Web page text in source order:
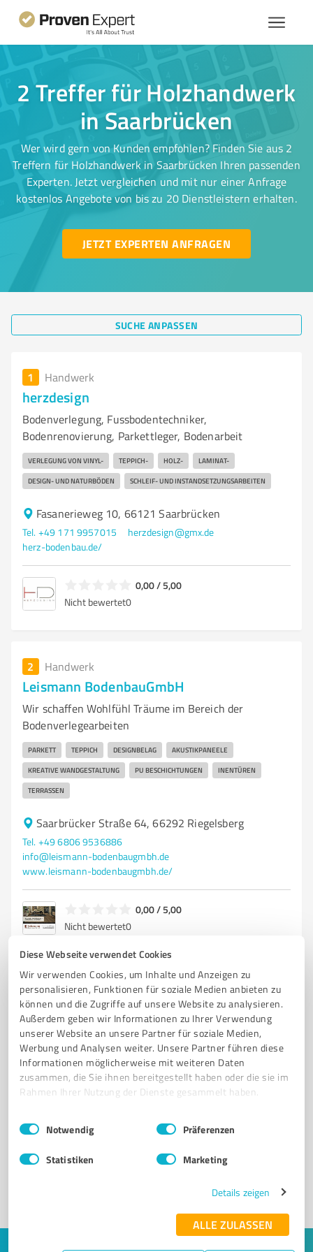
Diese Webseite verwendet Cookies
Wir verwenden Cookies, um Inhalte und Anzeigen zu
personalisieren, Funktionen für soziale Medien anbieten zu
können und die Zugriffe auf unsere Website zu analysieren.
Außerdem geben wir Informationen zu Ihrer Verwendung
unserer Website an unsere Partner für soziale Medien,
Werbung und Analysen weiter. Unsere Partner führen diese
Informationen möglicherweise mit weiteren Daten
zusammen, die Sie ihnen bereitgestellt haben oder die sie im
Rahmen Ihrer Nutzung der Dienste gesammelt haben.
Impressum Datenschutzbestimmungen
Einwilligungsauswahl
Notwendig Präferenzen
Statistiken Marketing
Details zeigen
ALLE ZULASSEN
2 Treffer für Holzhandwerk
in Saarbrücken
Wer wird gern von Kunden empfohlen? Finden Sie aus 2
Treffern für Holzhandwerk in Saarbrücken Ihren passenden
Experten. Jetzt vergleichen und mit nur einer Anfrage
kostenlos Angebote von bis zu 20 Dienstleistern erhalten.
JETZT EXPERTEN ANFRAGEN
SUCHE ANPASSEN
1 Handwerk
herzdesign
Bodenverlegung, Fussbodentechniker,
Bodenrenovierung, Parkettleger, Bodenarbeit
VERLEGUNG VON VINYL- TEPPICH- HOLZ- LAMINAT-
DESIGN- UND NATURBÖDEN SCHLEIF- UND INSTANDSETZUNGSARBEITEN
Fasanerieweg 10, 66121 Saarbrücken
Tel. +49 171 9957015
herzdesign@gmx.de
herz-bodenbau.de/
0,00 / 5,00
Nicht bewertet0
2 Handwerk
Leismann BodenbauGmbH
Wir schaffen Wohlfühl Träume im Bereich der
Bodenverlegearbeiten
PARKETT TEPPICH DESIGNBELAG AKUSTIKPANEELE
KREATIVE WANDGESTALTUNG PU BESCHICHTUNGEN INENTÜREN
TERRASSEN
Saarbrücker Straße 64, 66292 Riegelsberg
Tel. +49 6806 9536886
info@leismann-bodenbaugmbh.de
www.leismann-bodenbaugmbh.de/
0,00 / 5,00
Nicht bewertet0
Registrieren Sie sich jetzt und werden Sie ein von
1